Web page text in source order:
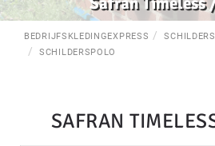
BEDRIJFSKLEDINGEXPRESS
SCHILDERSPOLO
SAFRAN